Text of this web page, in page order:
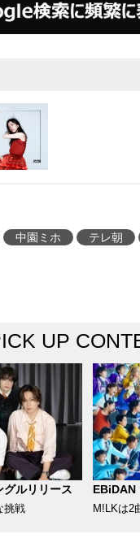
中園ミホ テレ朝
UP
ルリリース
挑戦
EBiDAN
M!LKは2